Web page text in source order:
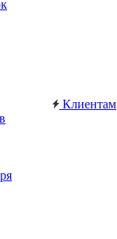
Клиентам